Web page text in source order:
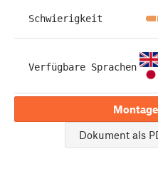
Schwierigkeit
Verfügbare Sprachen
Dokument als